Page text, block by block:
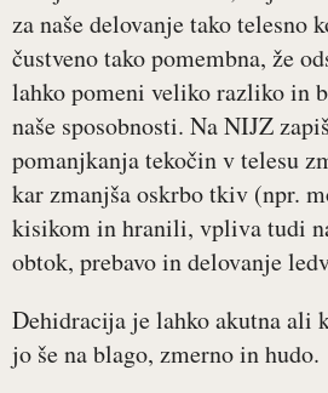
za naše delovanje tako telesno
čustveno tako pomembna, že
lahko pomeni veliko razliko in
naše sposobnosti. Na NIJZ
pomanjkanja tekočin v telesu
kar zmanjša oskrbo tkiv (npr.
kisikom in hranili, vpliva tudi
obtok, prebavo in delovanje
Dehidracija je lahko akutna ali
jo še na blago, zmerno in hudo.